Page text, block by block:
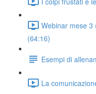
Webinar mese 3
(64:16)
Esempi di
La